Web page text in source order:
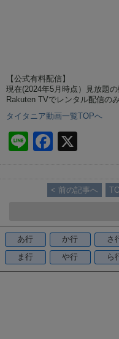
【公式有料配信】
現在(2024年5月時点）見放題
Rakuten TVでレンタル配信の
タイタニア動画一覧TOPへ
Li
n
e
F
a
c
e
o
o
k
< 前の記事へ
あ行 か行 さ
ま行
や行 ら